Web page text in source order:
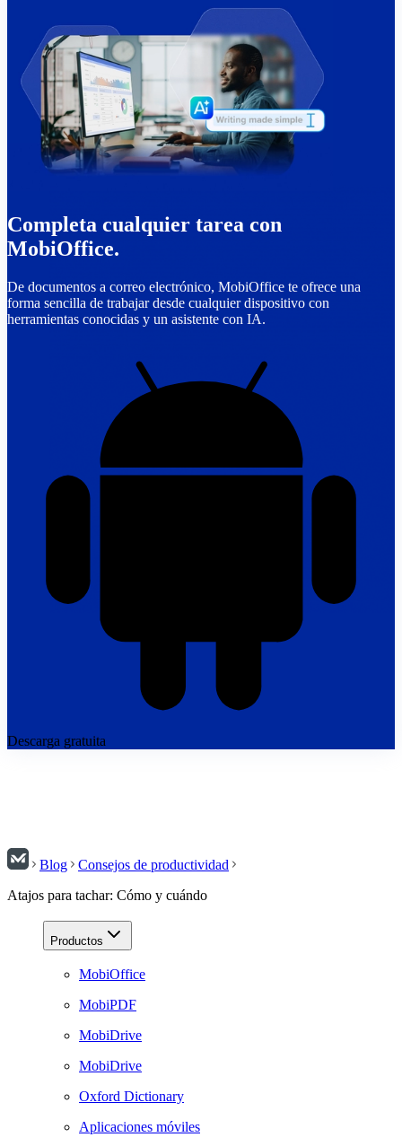
Completa cualquier tarea con
MobiOffice.
De documentos a correo electrónico, MobiOffice te ofrece una
forma sencilla de trabajar desde cualquier dispositivo con
herramientas conocidas y un asistente con IA.
Descarga gratuita
Blog
Consejos de productividad
Atajos para tachar: Cómo y cuándo
Productos
MobiOffice
MobiPDF
MobiDrive
MobiDrive
Oxford Dictionary
Aplicaciones móviles